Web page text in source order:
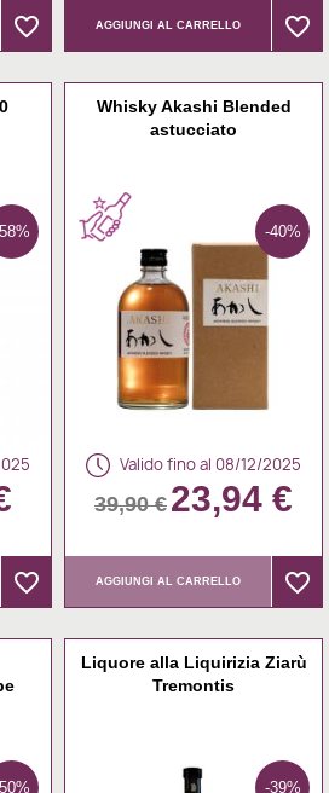
favorite_border
favorite_border AGGIUNGI AL CARRELLO favorite_border
favorite_border
favorite_border
favorite_border
Whisky Akashi Blended
astucciato
-40%
Valido fino al 08/12/2025
39,90 € 23,94 €
AGGIUNGI AL CARRELLO favorite_border
favorite_border
Liquore alla Liquirizia Ziarù
Tremontis
-39%